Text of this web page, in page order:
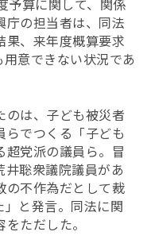
予算に関して、関係
庁の担当者は、同法
果、来年度概算要求
意できない状況であ
のは、子ども被災者
らでつくる「子ども
党派の議員ら。冒
聡衆議院議員があ
の不作為だとして裁
と発言。同法に関
ただした。